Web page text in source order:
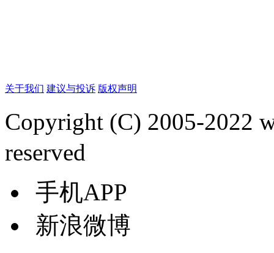
关于我们 建议与投诉 版权声明
Copyright (C) 2005-2022
reserved
手机APP
新浪微博